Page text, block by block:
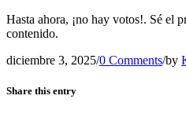
Hasta ahora, ¡no hay votos!. Sé el
contenido.
diciembre 3, 2025/0 Comments/by
Share this entry